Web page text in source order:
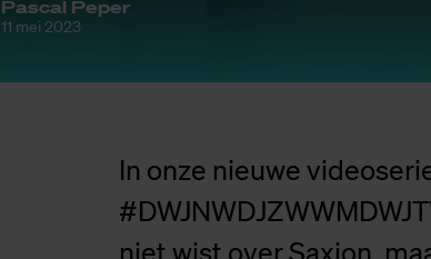
Pascal Peper
11 mei 2023
In onze nieuwe
niet wist over Saxion,